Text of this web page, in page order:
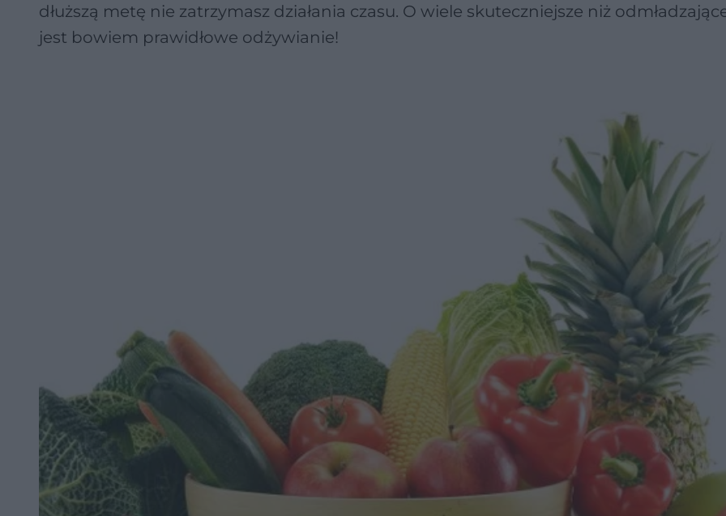
dłuższą metę nie zatrzymasz działania czasu. O wiele skuteczniejsze niż
jest bowiem prawidłowe odżywianie!